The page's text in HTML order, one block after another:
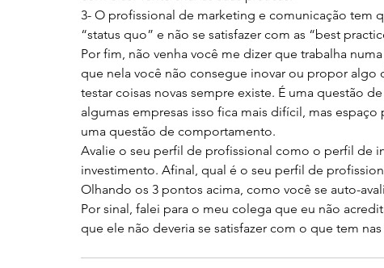
3- O profissional de marketing e comunicação tem
“status quo” e não se satisfazer com as “best
Por fim, não venha você me dizer que trabalha
que nela você não consegue inovar ou propor algo
testar coisas novas sempre existe. É uma questão
algumas empresas isso fica mais difícil, mas
uma questão de comportamento.
Avalie o seu perfil de profissional como o perfil de
investimento. Afinal, qual é o seu perfil de
Olhando os 3 pontos acima, como você se auto-
Por sinal, falei para o meu colega que eu não
que ele não deveria se satisfazer com o que tem nas